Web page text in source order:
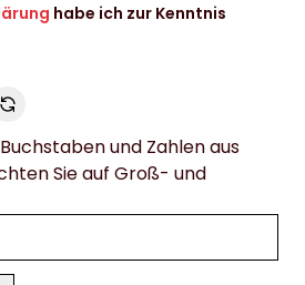
habe ich zur Kenntnis
und Zahlen aus
Sie auf Groß- und